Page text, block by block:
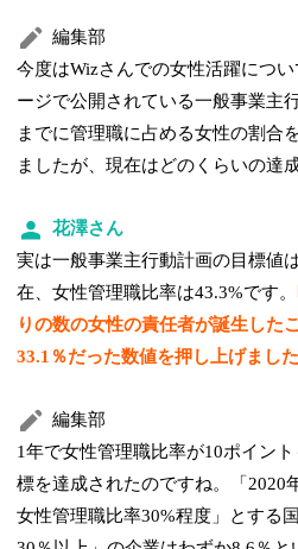
編集部
今度はWizさんでの女性活躍につ
ージで公開されている一般事業主
までに管理職に占める女性の割合
ましたが、現在はどのくらいの達
花澤さん
実は一般事業主行動計画の目標値
在、女性管理職比率は43.3%です。
りの数の女性の責任者が誕生した
33.1％だった数値を押し上げました
編集部
1年で女性管理職比率が10ポイン
標を達成されたのですね。「2020
女性管理職比率30%程度」とする